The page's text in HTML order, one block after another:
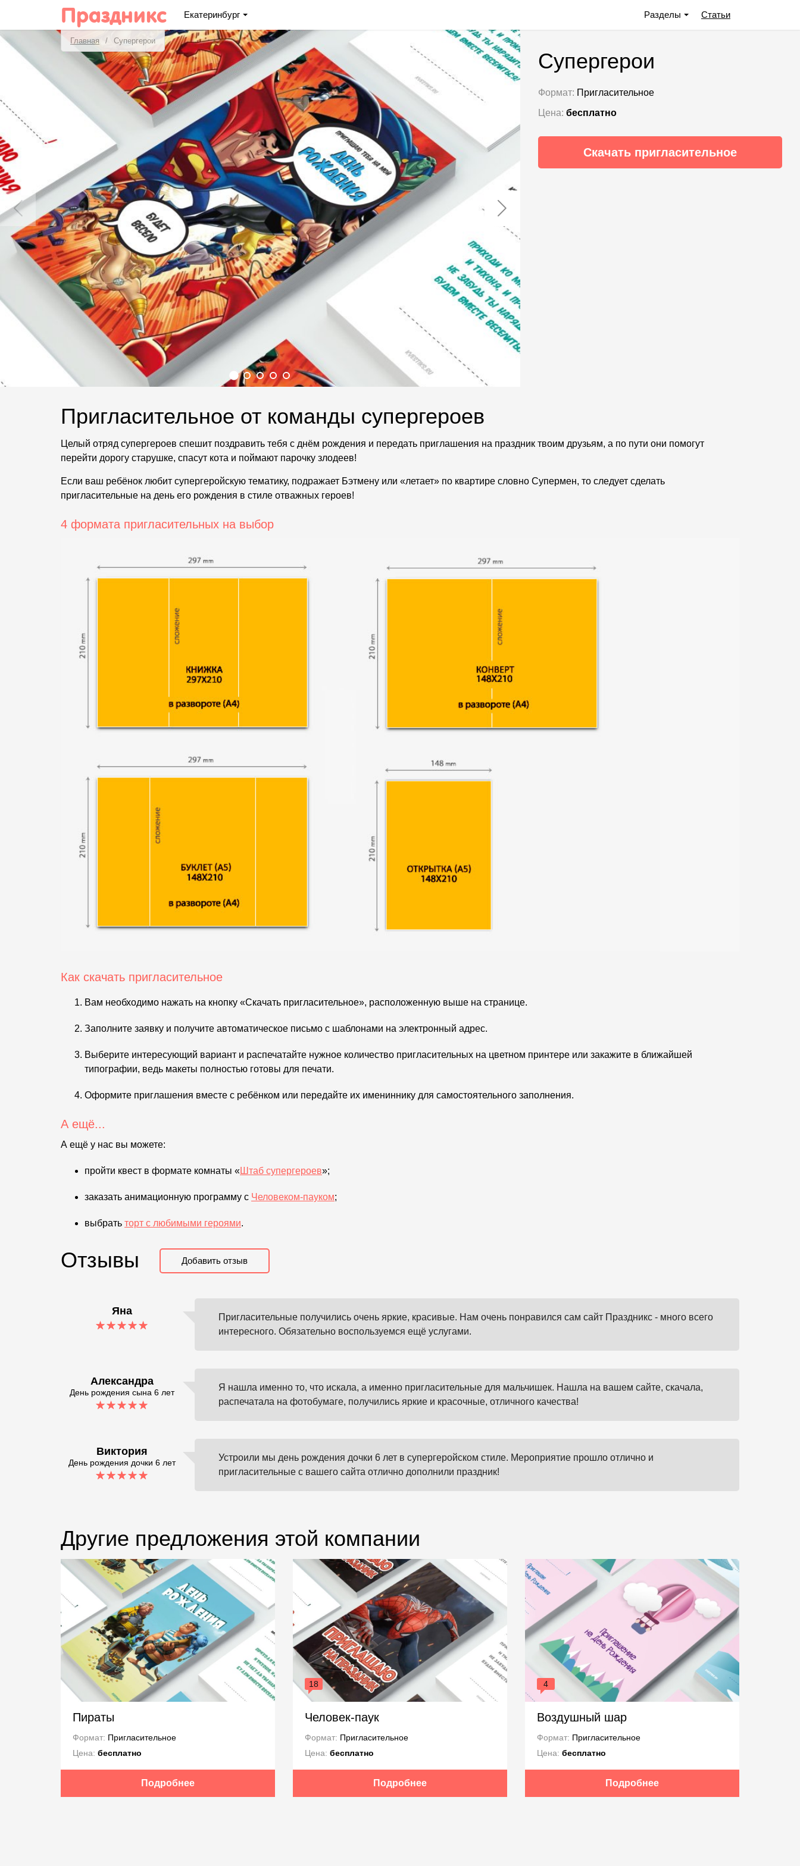
Праздникс Екатеринбург Разделы Статьи
Главная Супергерои
Супергерои
Формат: Пригласительное
Цена: бесплатно
Скачать пригласительное
Пригласительное от команды супергероев
Целый отряд супергероев спешит поздравить тебя с днём рождения и передать приглашения на праздник твоим друзьям, а по пути они помогут
перейти дорогу старушке, спасут кота и поймают парочку злодеев!
Если ваш ребёнок любит супергеройскую тематику, подражает Бэтмену или «летает» по квартире словно Супермен, то следует сделать
пригласительные на день его рождения в стиле отважных героев!
4 формата пригласительных на выбор
Как скачать пригласительное
Вам необходимо нажать на кнопку «Скачать пригласительное», расположенную выше на странице.
Заполните заявку и получите автоматическое письмо с шаблонами на электронный адрес.
Выберите интересующий вариант и распечатайте нужное количество пригласительных на цветном принтере или закажите в ближайшей
типографии, ведь макеты полностью готовы для печати.
Оформите приглашения вместе с ребёнком или передайте их имениннику для самостоятельного заполнения.
А ещё...
А ещё у нас вы можете:
пройти квест в формате комнаты «Штаб супергероев»;
заказать анимационную программу с Человеком-пауком;
выбрать торт с любимыми героями.
Отзывы Добавить отзыв
Яна
Пригласительные получились очень яркие, красивые. Нам очень понравился сам сайт Праздникс - много всего
интересного. Обязательно воспользуемся ещё услугами.
Александра
День рождения сына 6 лет
Я нашла именно то, что искала, а именно пригласительные для мальчишек. Нашла на вашем сайте, скачала,
распечатала на фотобумаге, получились яркие и красочные, отличного качества!
Виктория
День рождения дочки 6 лет
Устроили мы день рождения дочки 6 лет в супергеройском стиле. Мероприятие прошло отлично и
пригласительные с вашего сайта отлично дополнили праздник!
Другие предложения этой компании
Пираты
Формат: Пригласительное
Цена: бесплатно
Подробнее
18
Человек-паук
Формат: Пригласительное
Цена: бесплатно
Подробнее
4
Воздушный шар
Формат: Пригласительное
Цена: бесплатно
Подробнее